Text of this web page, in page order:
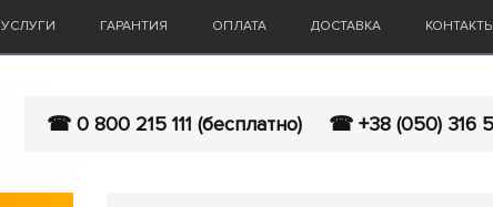
УСЛУГИ ГАРАНТИЯ ОПЛАТА ДОСТАВКА КОНТАКТЫ
☎ 0 800 215 111 (бесплатно) ☎ +38 (050) 316